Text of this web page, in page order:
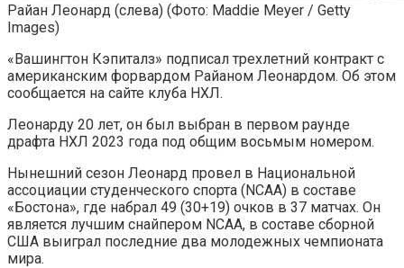
Райан Леонард (слева) (Фото: Maddie Meyer / Getty
Images)
«Вашингтон Кэпиталз» подписал трехлетний контракт с
американским форвардом Райаном Леонардом. Об этом
сообщается на сайте клуба НХЛ.
Леонарду 20 лет, он был выбран в первом раунде
драфта НХЛ 2023 года под общим восьмым номером.
Нынешний сезон Леонард провел в Национальной
ассоциации студенческого спорта (NCAA) в составе
«Бостона», где набрал 49 (30+19) очков в 37 матчах. Он
является лучшим снайпером NCAA, в составе сборной
США выиграл последние два молодежных чемпионата
мира.